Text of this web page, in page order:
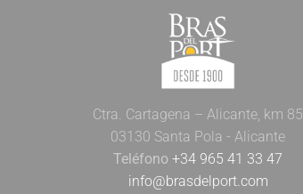
Ctra. Cartagena – Alicante, km 85
03130 Santa Pola - Alicante
Teléfono +34 965 41 33 47
info@brasdelport.com